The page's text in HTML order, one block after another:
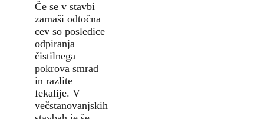
Če se v stavbi
zamaši odtočna
cev so posledice
odpiranja
čistilnega
pokrova smrad
in razlite
fekalije. V
večstanovanjskih